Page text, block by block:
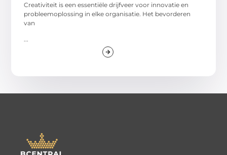
Creativiteit is een essentiële drijfveer voor innovatie en
probleemoplossing in elke organisatie. Het bevorderen
van
...